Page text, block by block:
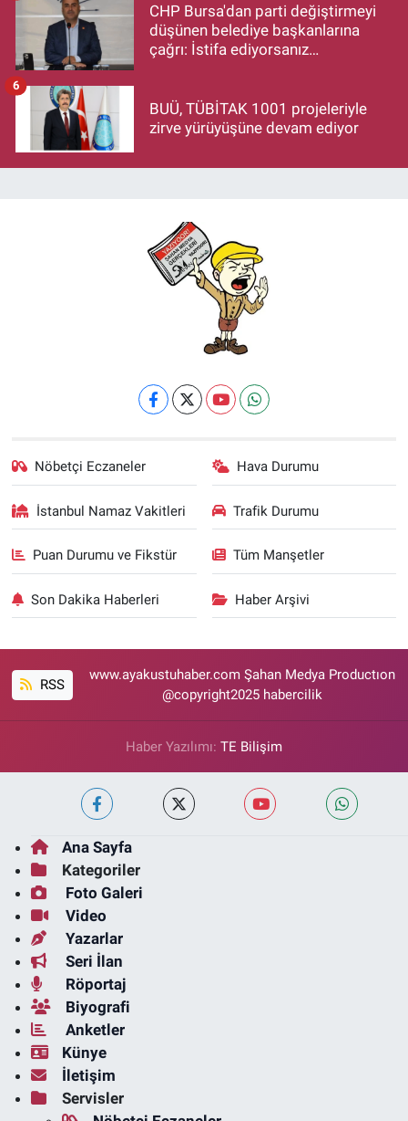
CHP Bursa'dan parti değiştirmeyi
düşünen belediye başkanlarına
çağrı: İstifa ediyorsanız
BUÜ, TÜBİTAK 1001 projeleriyle
zirve yürüyüşüne devam ediyor
6
Nöbetçi Eczaneler Hava Durumu
İstanbul Namaz Vakitleri Trafik Durumu
Puan Durumu ve Fikstür Tüm Manşetler
Son Dakika Haberleri Haber Arşivi
RSS
www.ayakustuhaber.com Şahan Medya Productıon
@copyright2025 habercilik
Haber Yazılımı: TE Bilişim
Ana Sayfa
Kategoriler
Foto Galeri
Video
Yazarlar
Seri İlan
Röportaj
Biyografi
Anketler
Künye
İletişim
Servisler